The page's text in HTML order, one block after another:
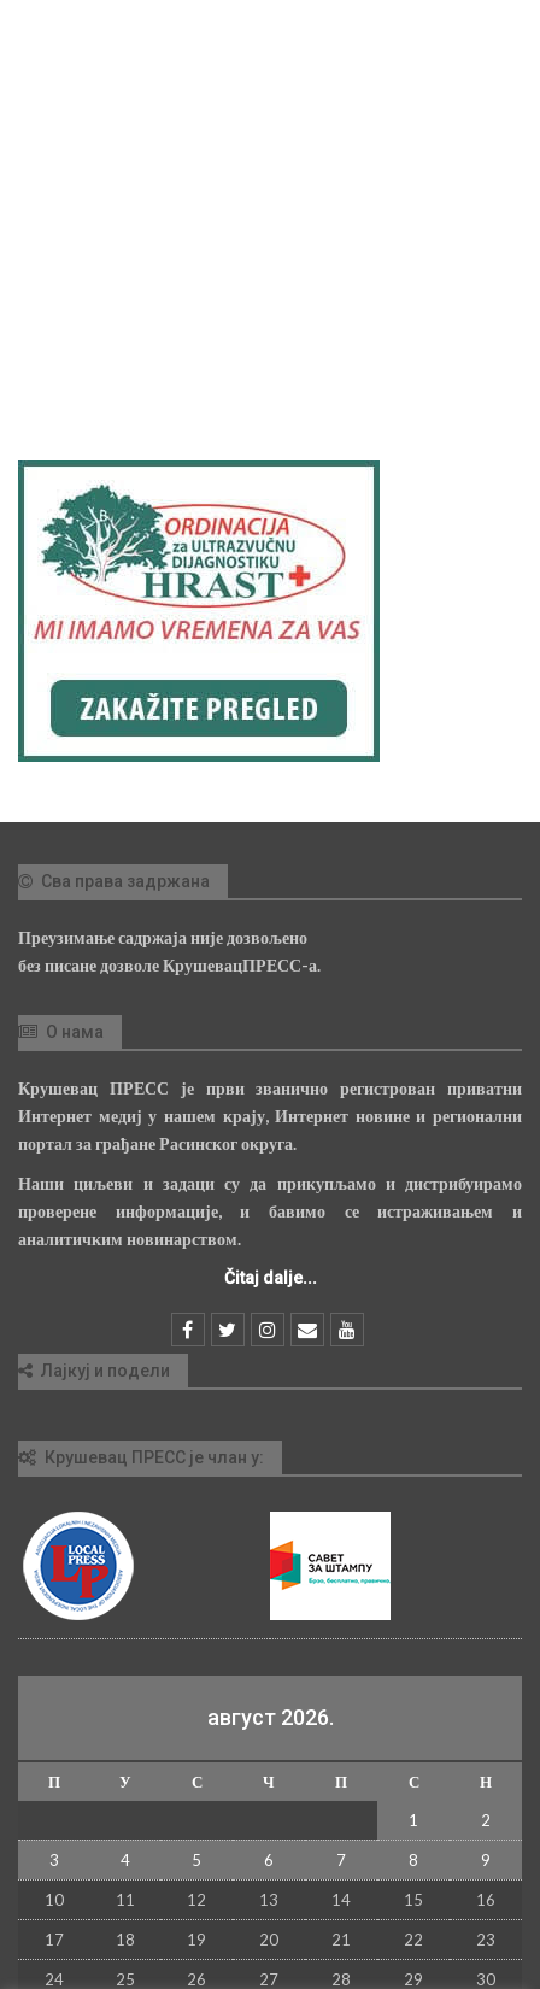
Сва права задржана
Преузимање садржаја није дозвољено
без писане дозволе КрушевацПРЕСС-а.
О нама
Крушевац ПРЕСС је први званично регистрован приватни
Интернет медиј у нашем крају, Интернет новине и регионални
портал за грађане Расинског округа.
Наши циљеви и задаци су да прикупљамо и дистрибуирамо
проверене информације, и бавимо се истраживањем и
аналитичким новинарством.
Čitaj dalje...
Лајкуј и подели
Крушевац ПРЕСС је члан у:
август 2026.
П У С Ч П С
Н
1
2
3 4 5 6 7 8 9
10 11 12 13 14 15 16
17 18 19 20 21 22 23
24 25 26 27 28 29 30